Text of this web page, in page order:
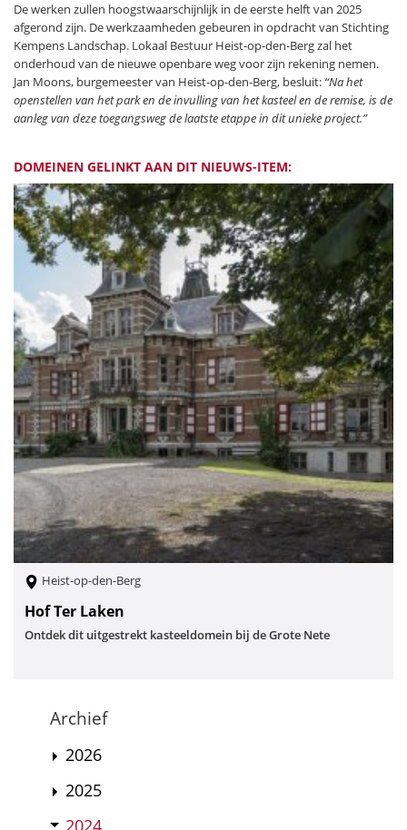
De werken zullen hoogstwaarschijnlijk in de eerste helft van 2025
afgerond zijn. De werkzaamheden gebeuren in opdracht van Stichting
Kempens Landschap. Lokaal Bestuur Heist-op-den-Berg zal het
onderhoud van de nieuwe openbare weg voor zijn rekening nemen.
Jan Moons, burgemeester van Heist-op-den-Berg, besluit: “Na het
openstellen van het park en de invulling van het kasteel en de remise, is de
aanleg van deze toegangsweg de laatste etappe in dit unieke project.”
DOMEINEN GELINKT AAN DIT NIEUWS-ITEM:
Heist-op-den-Berg
Hof Ter Laken
Ontdek dit uitgestrekt kasteeldomein bij de Grote Nete
Archief
2026
2025
2024